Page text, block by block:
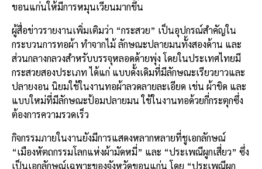
ขอนแก่นให้มีการหมุนเวียนมากขึ้น
ผู้สื่อข่าวรายงานเพิ่มเติมว่า “กระสวย” เป็นอุปกรณ์สำคัญใน
กระบวนการทอผ้า ทำจากไม้ ลักษณะปลายมนทั้งสองด้าน และ
ส่วนกลางกลวงสำหรับบรรจุหลอดด้ายพุ่ง โดยในประเทศไทยมี
กระสวยสองประเภท ได้แก่ แบบดั้งเดิมที่มีลักษณะเรียวยาวและ
ปลายงอน นิยมใช้ในงานทอผ้าลวดลายละเอียด เช่น ผ้าขิด และ
แบบใหม่ที่มีลักษณะป้อมปลายมน ใช้ในงานทอด้วยกี่กระตุกซึ่ง
ต้องการความรวดเร็ว
กิจกรรมภายในงานยังมีการแสดงหลากหลายที่ชูเอกลักษณ์
“เมืองหัตถกรรมโลกแห่งผ้ามัดหมี่” และ “ประเพณีผูกเสี่ยว” ซึ่ง
เป็นเอกลักษณ์เฉพาะของจังหวัดขอนแก่น โดย “ประเพณีผูก